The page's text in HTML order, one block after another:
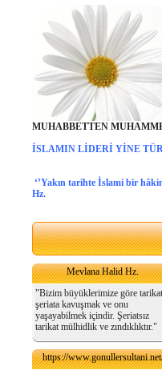
MUHABBETTEN
İSLAMIN LİDERİ YİNE
‘’Yakın tarihte İslami bir
Hz.
Mevlana Halid Hz.
"Bizim büyüklerimize göre
şeriata kavuşmak ve onu
yaşayabilmek içindir. Şeriatsız
tarikat mülhidlik ve zındıklıktır."
https://